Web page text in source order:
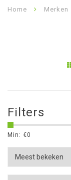
Home Merken
Filters
Min: €0